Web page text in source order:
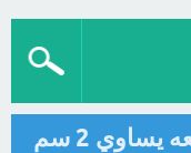
محيط المربع الذي طول ضلعه يساوي 2 سم